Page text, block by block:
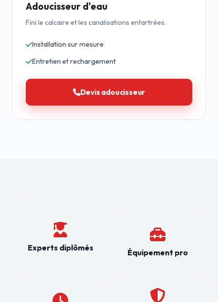
Adoucisseur d'eau
Fini le calcaire et les canalisations entartrées.
Installation sur mesure
Entretien et rechargement
Devis adoucisseur
Experts diplômés Équipement pro